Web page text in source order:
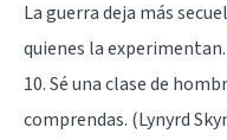
La guerra deja más
quienes la experimentan.
10. Sé una clase de
comprendas. (Lynyrd